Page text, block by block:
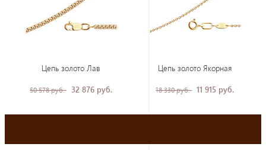
Цепь золото Лав
50 578 руб. 32 876 руб.
Цепь золото Якорная
18 330 руб. 11 915 руб.